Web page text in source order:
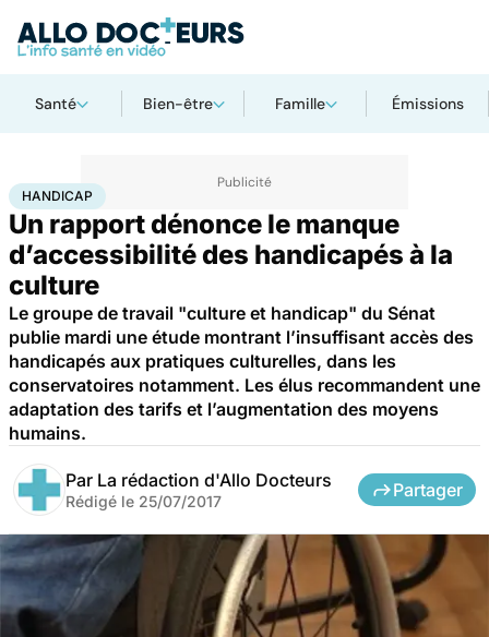
Santé Bien-être Famille Émissions
AccueilSanté Maladies
HANDICAP
Un rapport dénonce le manque
d’accessibilité des handicapés à la
culture
Le groupe de travail "culture et handicap" du Sénat
publie mardi une étude montrant l’insuffisant accès des
handicapés aux pratiques culturelles, dans les
conservatoires notamment. Les élus recommandent une
adaptation des tarifs et l’augmentation des moyens
humains.
Par La rédaction d'Allo Docteurs
Rédigé le 25/07/2017
Partager